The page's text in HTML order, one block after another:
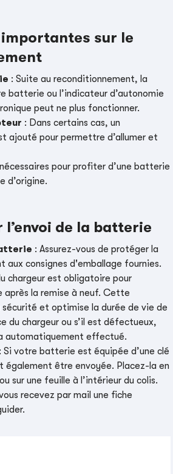
sur le
: Suite au reconditionnement, la
batterie ou l’indicateur d’autonomie
peut ne plus fonctionner.
: Dans certains cas, un
ajouté pour permettre d’allumer et
pour profiter d’une batterie
d’origine.
de la batterie
: Assurez-vous de protéger la
aux consignes d'emballage fournies.
chargeur est obligatoire pour
la remise à neuf. Cette
et optimise la durée de vie de
du chargeur ou s’il est défectueux,
automatiquement effectué.
: Si votre batterie est équipée d’une clé
également être envoyée. Placez-la en
sur une feuille à l’intérieur du colis.
recevez par mail une fiche